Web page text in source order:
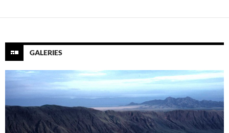
GALERIES